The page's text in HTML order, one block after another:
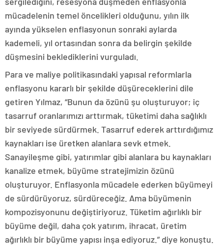
mücadelenin temel öncelikleri olduğunu, yılın ilk
ayında yükselen enflasyonun sonraki aylarda
kademeli, yıl ortasından sonra da belirgin şekilde
düşmesini beklediklerini vurguladı.
Para ve maliye politikasındaki yapısal reformlarla
enflasyonu kararlı bir şekilde düşüreceklerini dile
getiren Yılmaz, “Bunun da özünü şu oluşturuyor; iç
tasarruf oranlarımızı arttırmak, tüketimi daha sağlıklı
bir seviyede sürdürmek. Tasarruf ederek arttırdığımız
kaynakları ise üretken alanlara sevk etmek.
Sanayileşme gibi, yatırımlar gibi alanlara bu kaynakları
kanalize etmek, büyüme stratejimizin özünü
oluşturuyor. Enflasyonla mücadele ederken büyümeyi
de sürdürüyoruz, sürdüreceğiz. Ama büyümenin
kompozisyonunu değiştiriyoruz. Tüketim ağırlıklı bir
büyüme değil, daha çok yatırım, ihracat, üretim
ağırlıklı bir büyüme yapısı inşa ediyoruz.” diye konuştu.